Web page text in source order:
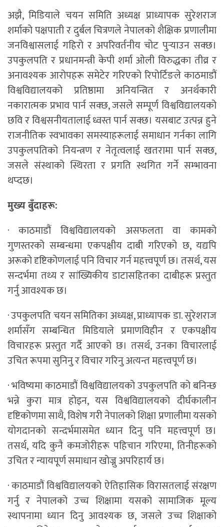
अझै, मिडियाले चयन समिति अध्यक्ष प्राध्यापक सुरेशराज
शर्माको पक्षपाती र दुर्बल चित्रणले नेपालको शैक्षिक प्रणालीमा
जनविश्वासलाई गहिरो र अपरिवर्तनीय चोट पुर्‍याउन सक्छ।
उपकुलपति र प्रधानमन्त्री केपी शर्मा ओली विरुद्धका तीव्र र
अनावश्यक आरोपहरू समेटेर गरिएको रिपोर्टिङले काठमाडौं
विश्वविद्यालयको प्रतिष्ठामा अनियन्त्रित र अनर्थकारी
नकारात्मक प्रभाव पार्न सक्छ, जसले सम्पूर्ण विश्वविद्यालयको
छवि र विश्वसनीयतालाई ध्वस्त पार्न सक्छ। यसबाट उत्पन्न हुने
राजनीतिक स्वभावका समस्याहरूलाई समाधान गर्नका लागि
उपकुलपतिको नियन्त्रण र नेतृत्वलाई खतरामा पार्न सक्छ,
जसले संस्थाको स्थिरता र प्रगति स्थगित गर्ने सम्भावना
थप्दछ।
मुख्य बुँदाहरू:
· काठमाडौं विश्वविद्यालयको असफलता वा कामको
गुणस्तरको सम्बन्धमा एकपक्षीय दाबी गरिएको छ, यद्यपि
अरूको दृष्टिकोणलाई पनि विचार गर्न महत्त्वपूर्ण छ। तसर्थ, यस
सन्दर्भमा तथ्य र सांख्यिकीय डाटासहितका दाबीहरू प्रस्तुत
गर्नु आवश्यक छ।
· उपकुलपति चयन समितिका अध्यक्ष, प्राध्यापक डा. सुरेशराज
शर्मासँग सम्बन्धित मिडियाले प्रमाणविहीन र एकपक्षीय
विचारहरू प्रस्तुत गर्दै आएको छ। तसर्थ, उनका विचारलाई
उचित रूपमा सुनिनु र विचार गरिनु अत्यन्त महत्त्वपूर्ण छ।
· भविष्यमा काठमाडौं विश्वविद्यालयको उपकुलपति को बनिन्छ
भन्ने कुरा मात्र होइन, यस विश्वविद्यालयको दीर्घकालीन
दृष्टिकोणमा साथै, विशेष गरी नेपालको शिक्षा प्रणालीमा यसको
योगदानको सन्दर्भमासमेत ध्यान दिनु पनि महत्त्वपूर्ण छ।
तसर्थ, यदि कुनै कमजोरीहरू पहिचान गरिएमा, तिनीहरूको
उचित र न्यायपूर्ण समाधान खोज्नु अपरिहार्य छ।
· काठमाडौं विश्वविद्यालयको ऐतिहासिक विरासतलाई संरक्षण
गर्नु र नेपालको उच्च शिक्षामा यसको सामाजिक मूल्य
स्थापनामा ध्यान दिनु आवश्यक छ, जसले उच्च शिक्षाको